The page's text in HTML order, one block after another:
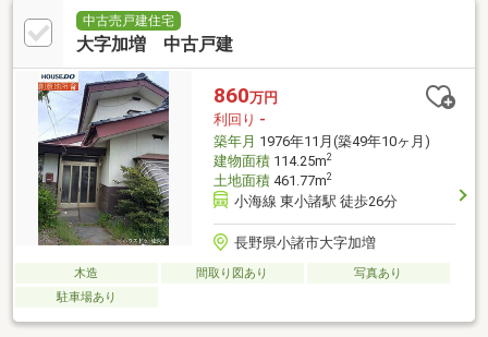
中古売戸建住宅
大字加増 中古戸建
860万円
利回り -
築年月 1976年11月(築49年10ヶ月)
建物面積114.25m2
土地面積461.77m2
小海線 東小諸駅 徒歩26分
長野県小諸市大字加増
木造 間取り図あり
写真あり
駐車場あり